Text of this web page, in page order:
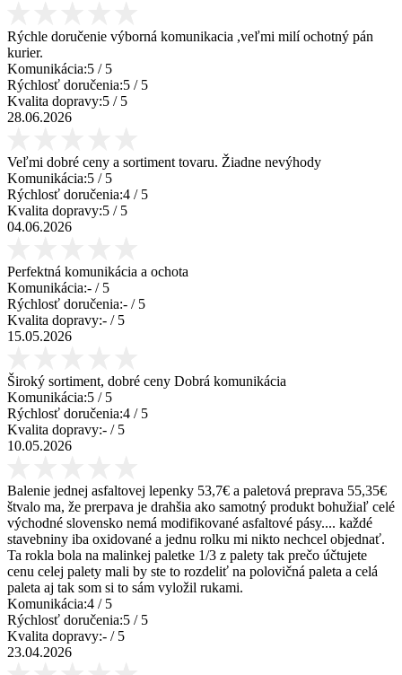
Rýchle doručenie výborná komunikacia ,veľmi milí ochotný pán
kurier.
Komunikácia:5 / 5
Rýchlosť doručenia:5 / 5
Kvalita dopravy:5 / 5
28.06.2026
Veľmi dobré ceny a sortiment tovaru. Žiadne nevýhody
Komunikácia:5 / 5
Rýchlosť doručenia:4 / 5
Kvalita dopravy:5 / 5
04.06.2026
Perfektná komunikácia a ochota
Komunikácia:- / 5
Rýchlosť doručenia:- / 5
Kvalita dopravy:- / 5
15.05.2026
Široký sortiment, dobré ceny Dobrá komunikácia
Komunikácia:5 / 5
Rýchlosť doručenia:4 / 5
Kvalita dopravy:- / 5
10.05.2026
Balenie jednej asfaltovej lepenky 53,7€ a paletová preprava 55,35€
štvalo ma, že prerpava je drahšia ako samotný produkt bohužiaľ celé
východné slovensko nemá modifikované asfaltové pásy.... každé
stavebniny iba oxidované a jednu rolku mi nikto nechcel objednať.
Ta rokla bola na malinkej paletke 1/3 z palety tak prečo účtujete
cenu celej palety mali by ste to rozdeliť na polovičná paleta a celá
paleta aj tak som si to sám vyložil rukami.
Komunikácia:4 / 5
Rýchlosť doručenia:5 / 5
Kvalita dopravy:- / 5
23.04.2026